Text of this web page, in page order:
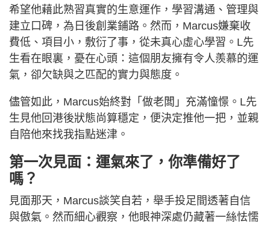
希望他藉此熟習真實的生意運作，學習溝通、管理與
建立口碑，為日後創業鋪路。然而，Marcus嫌棄收
費低、項目小，敷衍了事，從未真心虛心學習。L先
生看在眼裏，憂在心頭：這個朋友擁有令人羨慕的運
氣，卻欠缺與之匹配的實力與態度。
儘管如此，Marcus始終對「做老闆」充滿憧憬。L先
生見他回港後狀態尚算穩定，便決定推他一把，並親
自陪他來找我指點迷津。
第一次見面：運氣來了，你準備好了
嗎？
見面那天，Marcus談笑自若，舉手投足間透著自信
與傲氣。然而細心觀察，他眼神深處仍藏著一絲怯懦